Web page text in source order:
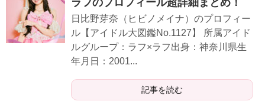
日比野芽奈（ヒビノメイナ）のプロフィー
ル【アイドル大図鑑No.1127】 所属アイド
ルグループ：ラフ×ラフ出身：神奈川県生
年月日：2001...
記事を読む